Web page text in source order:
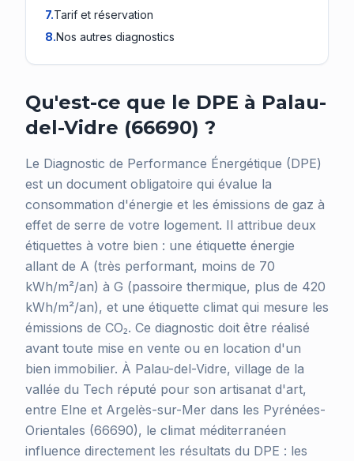
7.Tarif et réservation
8.Nos autres diagnostics
Qu'est-ce que le DPE à Palau-
del-Vidre (66690) ?
Le Diagnostic de Performance Énergétique (DPE)
est un document obligatoire qui évalue la
consommation d'énergie et les émissions de gaz à
effet de serre de votre logement. Il attribue deux
étiquettes à votre bien : une étiquette énergie
allant de A (très performant, moins de 70
kWh/m²/an) à G (passoire thermique, plus de 420
kWh/m²/an), et une étiquette climat qui mesure les
émissions de CO₂. Ce diagnostic doit être réalisé
avant toute mise en vente ou en location d'un
bien immobilier. À Palau-del-Vidre, village de la
vallée du Tech réputé pour son artisanat d'art,
entre Elne et Argelès-sur-Mer dans les Pyrénées-
Orientales (66690), le climat méditerranéen
influence directement les résultats du DPE : les